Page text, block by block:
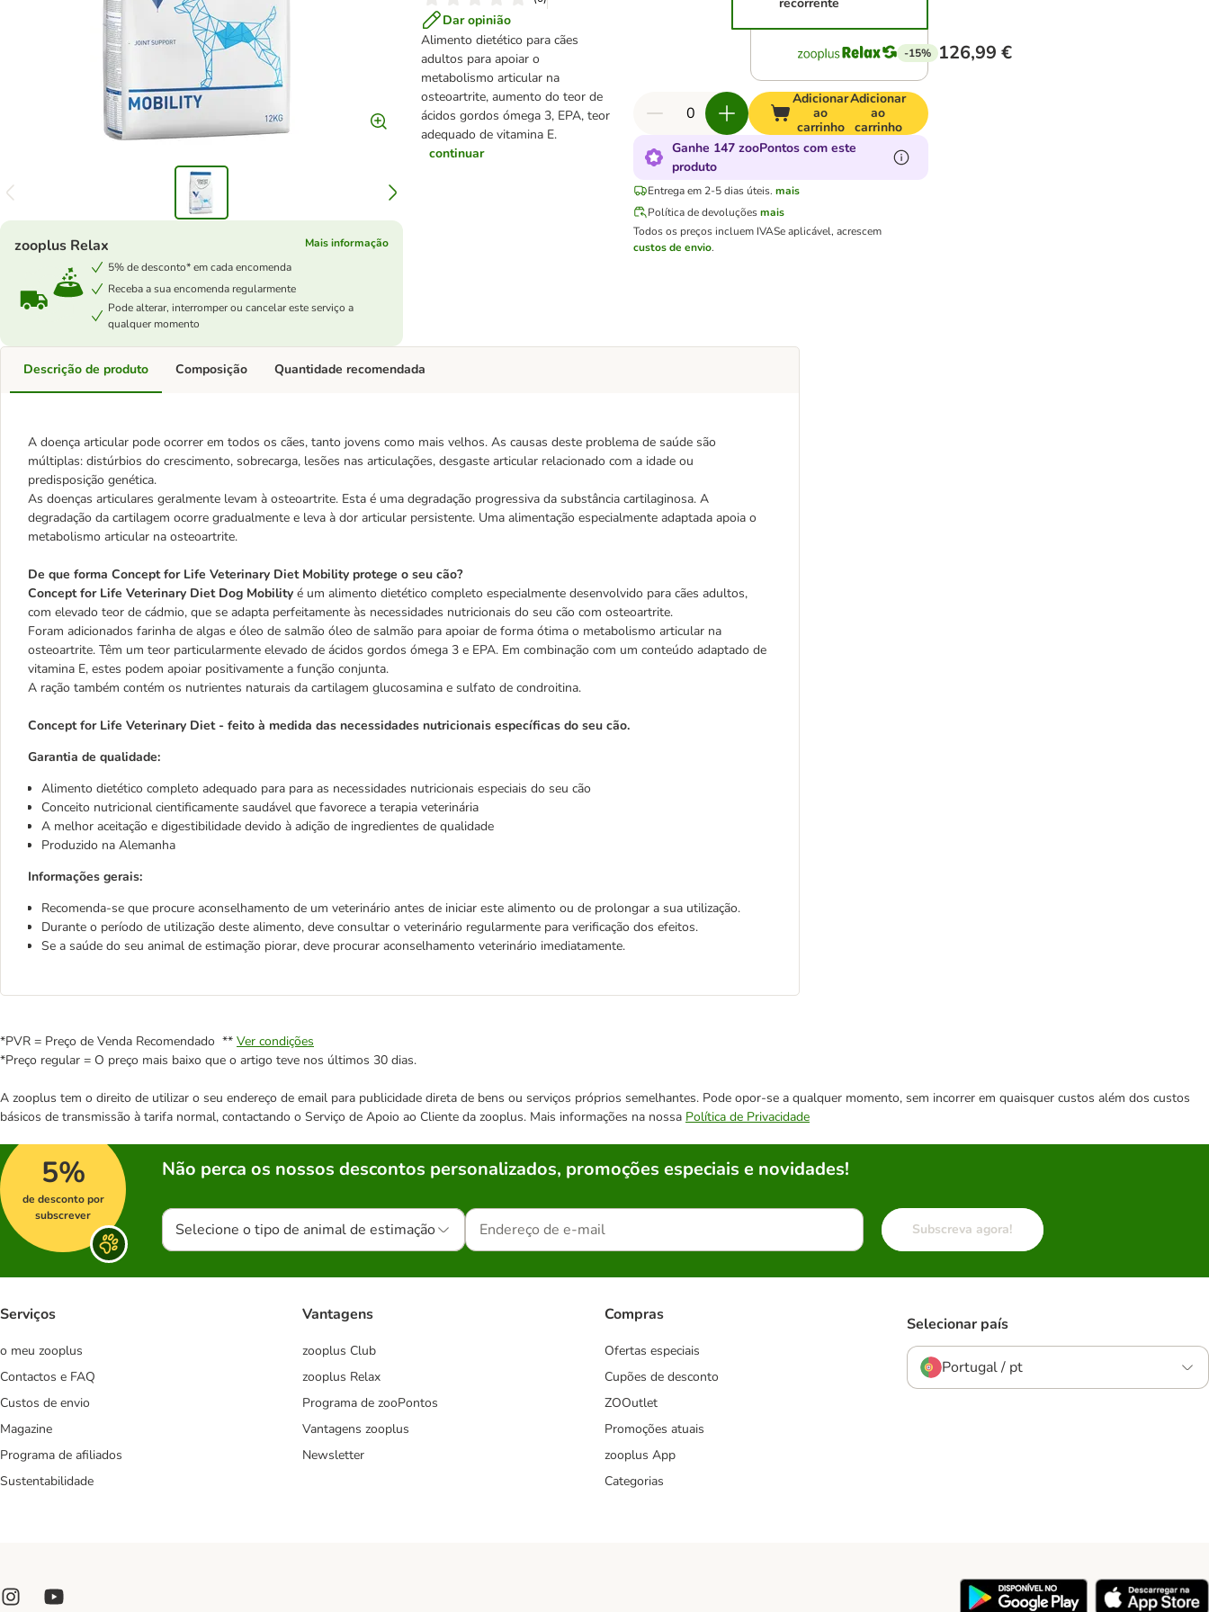
Dar opinião
Alimento dietético para cães
adultos para apoiar o
metabolismo articular na
osteoartrite, aumento do teor de
ácidos gordos ómega 3, EPA, teor
adequado de vitamina E.
continuar
zooplus Relax
Mais informação
5% de desconto* em cada encomenda
Receba a sua encomenda regularmente
Pode alterar, interromper ou cancelar este serviço a
qualquer momento
-15% 126,99 €
Adicionar
ao
carrinho
Adicionar
ao
carrinho
Ganhe 147 zooPontos com este
produto
Entrega em 2-5 dias úteis. mais
Política de devoluçõesmais
Todos os preços incluem IVASe aplicável, acrescem
custos de envio.
Descrição de produto
A doença articular pode ocorrer em todos os cães, tanto jovens como mais velhos. As causas deste problema de saúde são
múltiplas: distúrbios do crescimento, sobrecarga, lesões nas articulações, desgaste articular relacionado com a idade ou
predisposição genética.
As doenças articulares geralmente levam à osteoartrite. Esta é uma degradação progressiva da substância cartilaginosa. A
degradação da cartilagem ocorre gradualmente e leva à dor articular persistente. Uma alimentação especialmente adaptada apoia o
metabolismo articular na osteoartrite.
De que forma Concept for Life Veterinary Diet Mobility protege o seu cão?
Concept for Life Veterinary Diet Dog Mobility é um alimento dietético completo especialmente desenvolvido para cães adultos,
com elevado teor de cádmio, que se adapta perfeitamente às necessidades nutricionais do seu cão com osteoartrite.
Foram adicionados farinha de algas e óleo de salmão óleo de salmão para apoiar de forma ótima o metabolismo articular na
osteoartrite. Têm um teor particularmente elevado de ácidos gordos ómega 3 e EPA. Em combinação com um conteúdo adaptado de
vitamina E, estes podem apoiar positivamente a função conjunta.
A ração também contém os nutrientes naturais da cartilagem glucosamina e sulfato de condroitina.
Concept for Life Veterinary Diet - feito à medida das necessidades nutricionais específicas do seu cão.
Garantia de qualidade:
Alimento dietético completo adequado para para as necessidades nutricionais especiais do seu cão
Conceito nutricional cientificamente saudável que favorece a terapia veterinária
A melhor aceitação e digestibilidade devido à adição de ingredientes de qualidade
Produzido na Alemanha
Informações gerais:
Recomenda-se que procure aconselhamento de um veterinário antes de iniciar este alimento ou de prolongar a sua utilização.
Durante o período de utilização deste alimento, deve consultar o veterinário regularmente para verificação dos efeitos.
Se a saúde do seu animal de estimação piorar, deve procurar aconselhamento veterinário imediatamente.
Composição Quantidade recomendada
*PVR = Preço de Venda Recomendado ** Ver condições
*Preço regular = O preço mais baixo que o artigo teve nos últimos 30 dias.
A zooplus tem o direito de utilizar o seu endereço de email para publicidade direta de bens ou serviços próprios semelhantes. Pode opor-se a qualquer momento, sem incorrer em quaisquer custos além dos custos
básicos de transmissão à tarifa normal, contactando o Serviço de Apoio ao Cliente da zooplus. Mais informações na nossa Política de Privacidade
5%
de desconto por
subscrever
Não perca os nossos descontos personalizados, promoções especiais e novidades!
Selecione o tipo de animal de estimação Subscreva agora!
Serviços
o meu zooplus
Contactos e FAQ
Custos de envio
Magazine
Programa de afiliados
Sustentabilidade
Vantagens
zooplus Club
zooplus Relax
Programa de zooPontos
Vantagens zooplus
Newsletter
Compras
Ofertas especiais
Cupões de desconto
ZOOutlet
Promoções atuais
zooplus App
Categorias
Selecionar país
Portugal / pt